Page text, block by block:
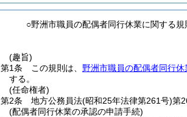
○野洲市職員の配偶者同行休業に関する規
(趣旨)
第1条
この規則は、 野洲市職員の配偶者同行休
する。
(任命権者)
第2条
地方公務員法(昭和25年法律第261号)第
(配偶者同行休業の承認の申請手続)